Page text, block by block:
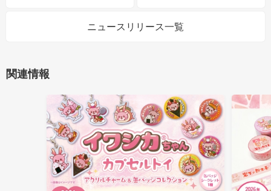
ニュースリリース一覧
関連情報